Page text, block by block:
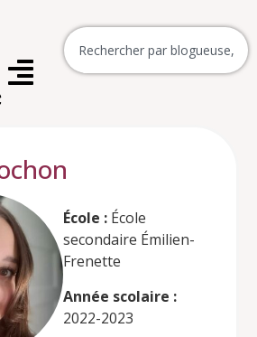
École : École
secondaire Émilien-
Frenette
Année scolaire :
2022-2023